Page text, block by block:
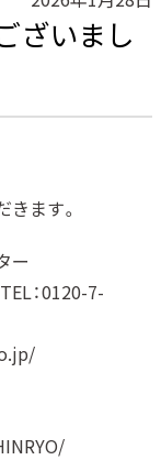
ざいまし
ます。
ー
：0120-7-